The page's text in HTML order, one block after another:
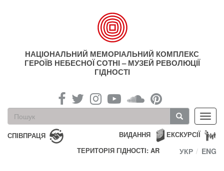
НАЦІОНАЛЬНИЙ МЕМОРІАЛЬНИЙ КОМПЛЕКС
ГЕРОЇВ НЕБЕСНОЇ СОТНІ – МУЗЕЙ РЕВОЛЮЦІЇ
ГІДНОСТІ
Пошукова
форма
Пошук
СПІВПРАЦЯ ЕКСКУРСІЇ
ВИДАННЯ
ТЕРИТОРІЯ ГІДНОСТІ: AR
УКР ENG